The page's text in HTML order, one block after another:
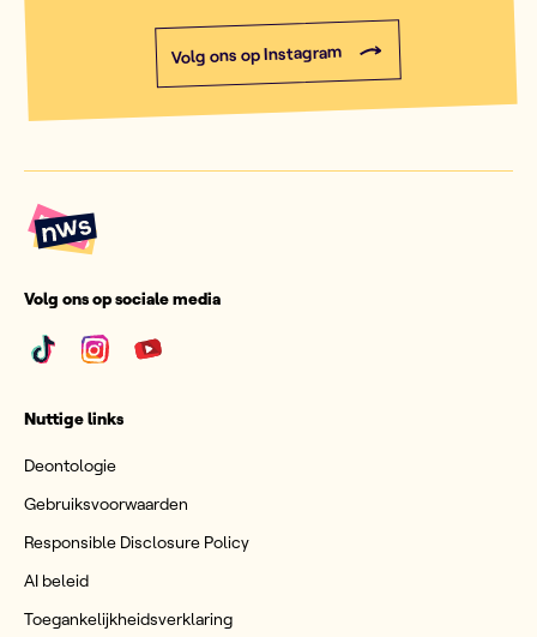
Volg ons op Instagram
Volg ons op sociale media
Nuttige links
Deontologie
Gebruiksvoorwaarden
Responsible Disclosure Policy
AI beleid
Toegankelijkheidsverklaring